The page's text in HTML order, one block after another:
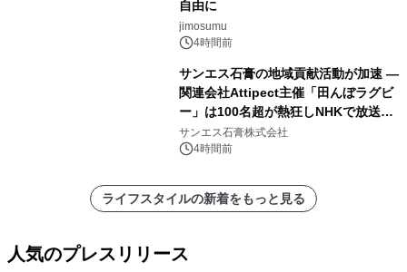
自由に
jimosumu
4時間前
サンエス石膏の地域貢献活動が加速 ―
関連会社Attipect主催「田んぼラグビ
ー」は100名超が熱狂しNHKで放送さ
れました。
サンエス石膏株式会社
4時間前
ライフスタイルの新着をもっと見る
人気のプレスリリース